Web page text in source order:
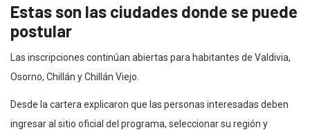
Estas son las ciudades donde se puede
postular
Las inscripciones continúan abiertas para habitantes de Valdivia,
Osorno, Chillán y Chillán Viejo.
Desde la cartera explicaron que las personas interesadas deben
ingresar al sitio oficial del programa, seleccionar su región y